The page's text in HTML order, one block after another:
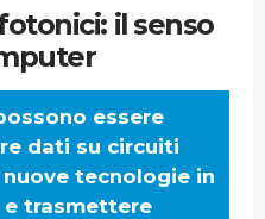
il senso
essere
dati su circuiti
tecnologie in
e trasmettere